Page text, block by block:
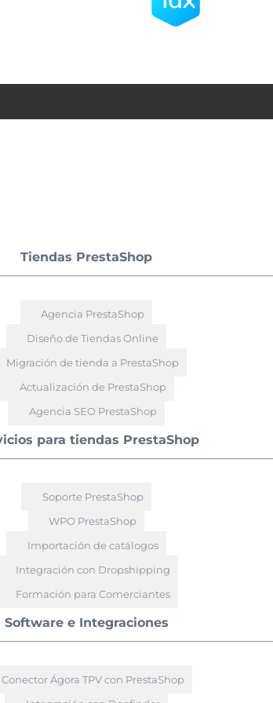
Tiendas PrestaShop
Agencia PrestaShop
Diseño de Tiendas Online
Migración de tienda a PrestaShop
Actualización de PrestaShop
Agencia SEO PrestaShop
para tiendas PrestaShop
Soporte PrestaShop
WPO PrestaShop
Importación de catálogos
Integración con Dropshipping
Formación para Comerciantes
Software e Integraciones
Conector Ágora TPV con PrestaShop